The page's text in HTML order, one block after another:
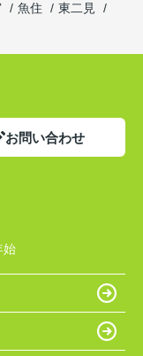
魚住
東二見
お問い合わせ
始